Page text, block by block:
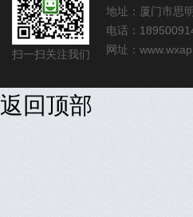
扫一扫关注我们
地址：厦门市思
电话：
网址：
返回顶部